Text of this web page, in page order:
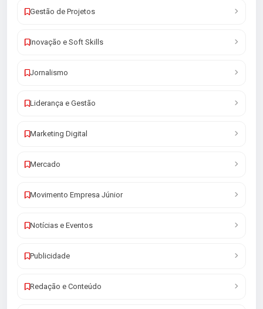
Gestão de Projetos
Inovação e Soft Skills
Jornalismo
Liderança e Gestão
Marketing Digital
Mercado
Movimento Empresa Júnior
Notícias e Eventos
Publicidade
Redação e Conteúdo